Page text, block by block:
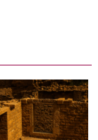
का
नशा’,
रोजगार
को